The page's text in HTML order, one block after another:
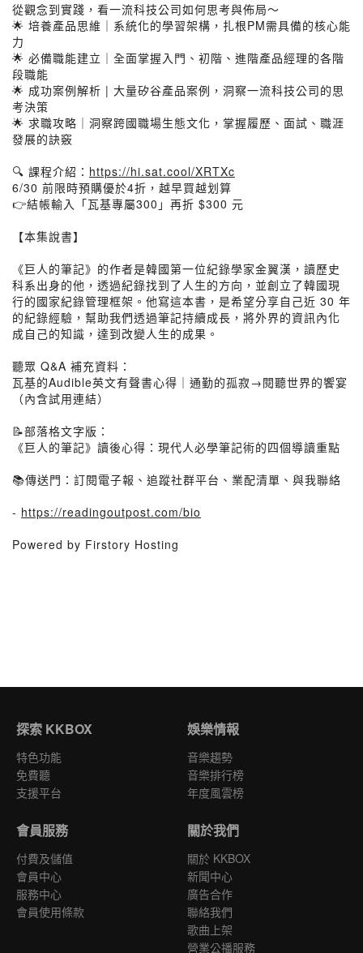
從觀念到實踐，看一流科技公司如何思考與佈局～
🌟 培養產品思維｜系統化的學習架構，扎根PM需具備的核心能
力
🌟 必備職能建立｜全面掌握入門、初階、進階產品經理的各階
段職能
🌟 成功案例解析 | 大量矽谷產品案例，洞察一流科技公司的思
考決策
🌟 求職攻略｜洞察跨國職場生態文化，掌握履歷、面試、職涯
發展的訣竅
🔍 課程介紹： https://hi.sat.cool/XRTXc
6/30 前限時預購優於4折，越早買越划算
👉結帳輸入「瓦基專屬300」再折 $300 元
【本集說書】
《巨人的筆記》的作者是韓國第一位紀錄學家金翼漢，讀歷史
科系出身的他，透過紀錄找到了人生的方向，並創立了韓國現
行的國家紀錄管理框架。他寫這本書，是希望分享自己近 30 年
的紀錄經驗，幫助我們透過筆記持續成長，將外界的資訊內化
成自己的知識，達到改變人生的成果。
聽眾 Q&A 補充資料：
瓦基的Audible英文有聲書心得｜通勤的孤寂→閱聽世界的饗宴
（內含試用連結）
📝部落格文字版：
《巨人的筆記》讀後心得：現代人必學筆記術的四個導讀重點
📚傳送門：訂閱電子報、追蹤社群平台、業配清單、與我聯絡
- https://readingoutpost.com/bio
Powered by Firstory Hosting
探索 KKBOX
特色功能
免費聽
支援平台
娛樂情報
音樂趨勢
音樂排行榜
年度風雲榜
會員服務
付費及儲值
會員中心
服務中心
會員使用條款
關於我們
關於 KKBOX
新聞中心
廣告合作
聯絡我們
歌曲上架
營業公播服務